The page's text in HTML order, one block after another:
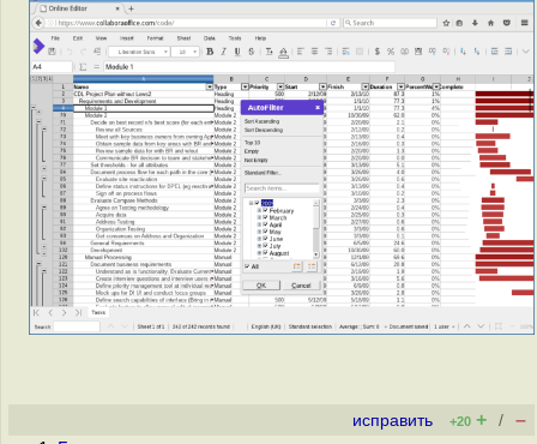
исправить +20 + / –